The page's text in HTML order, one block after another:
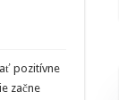
pozitívne
začne